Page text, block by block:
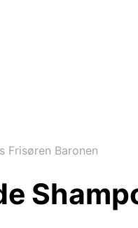
Frisøren Baronen